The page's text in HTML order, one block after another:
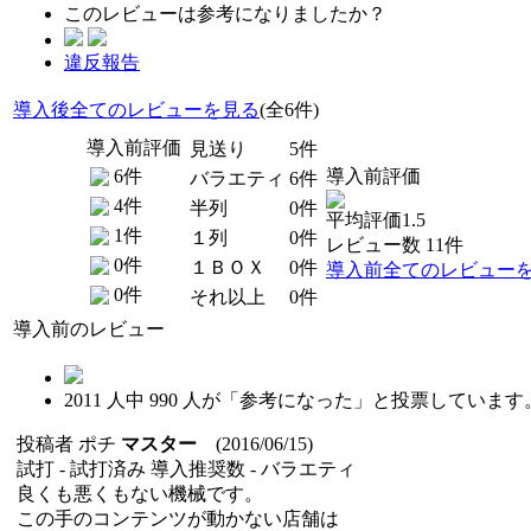
このレビューは参考になりましたか？
違反報告
導入後全てのレビューを見る(全6件)
導入前評価
6件
4件
1件
0件
0件
見送り
5件
バラエティ 6件
半列
0件
１列
0件
１ＢＯＸ
0件
それ以上
0件
導入前評価
平均評価1.5
レビュー数 11件
導入前全てのレビュー
導入前のレビュー
2011 人中 990 人が「参考になった」と投票しています
投稿者 ポチ マスター (2016/06/15)
試打 - 試打済み 導入推奨数 - バラエティ
良くも悪くもない機械です。
この手のコンテンツが動かない店舗は